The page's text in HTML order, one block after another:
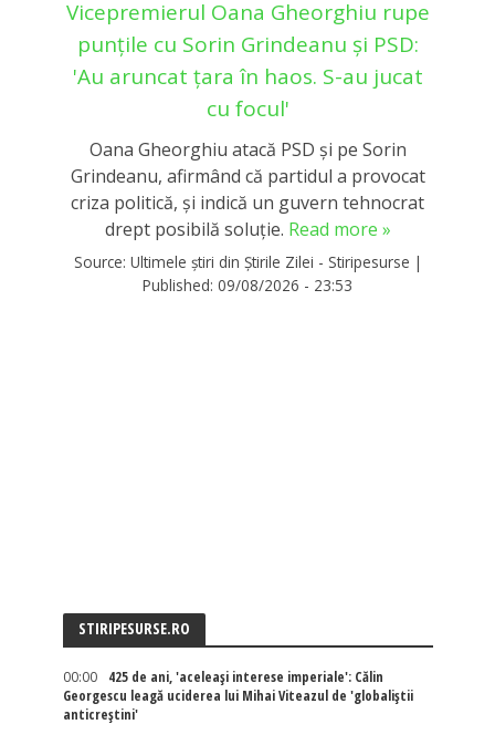
Vicepremierul Oana Gheorghiu rupe
punțile cu Sorin Grindeanu și PSD:
'Au aruncat țara în haos. S-au jucat
cu focul'
Oana Gheorghiu atacă PSD și pe Sorin
Grindeanu, afirmând că partidul a provocat
criza politică, și indică un guvern tehnocrat
drept posibilă soluție. Read more »
Source: Ultimele știri din Știrile Zilei - Stiripesurse |
Published: 09/08/2026 - 23:53
STIRIPESURSE.RO
00:00
425 de ani, 'aceleași interese imperiale': Călin
Georgescu leagă uciderea lui Mihai Viteazul de 'globaliștii
anticreștini'